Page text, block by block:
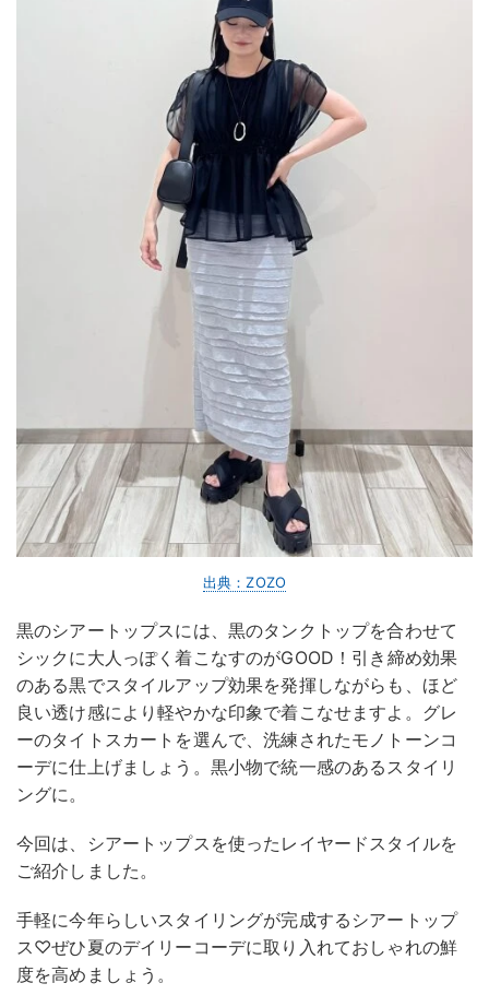
出典：ZOZO
黒のシアートップスには、黒のタンクトップを合わせて
シックに大人っぽく着こなすのがGOOD！引き締め効果
のある黒でスタイルアップ効果を発揮しながらも、ほど
良い透け感により軽やかな印象で着こなせますよ。グレ
ーのタイトスカートを選んで、洗練されたモノトーンコ
ーデに仕上げましょう。黒小物で統一感のあるスタイリ
ングに。
今回は、シアートップスを使ったレイヤードスタイルを
ご紹介しました。
手軽に今年らしいスタイリングが完成するシアートップ
ス♡ぜひ夏のデイリーコーデに取り入れておしゃれの鮮
度を高めましょう。